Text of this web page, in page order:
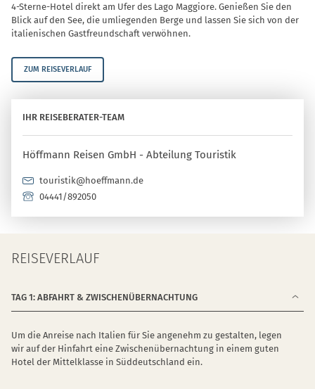
4-Sterne-Hotel direkt am Ufer des Lago Maggiore. Genießen Sie den
Blick auf den See, die umliegenden Berge und lassen Sie sich von der
italienischen Gastfreundschaft verwöhnen.
ZUM REISEVERLAUF
IHR REISEBERATER-TEAM
Höffmann Reisen GmbH - Abteilung Touristik
touristik@hoeffmann.de
04441/892050
REISEVERLAUF
TAG 1: ABFAHRT & ZWISCHENÜBERNACHTUNG
Um die Anreise nach Italien für Sie angenehm zu gestalten, legen
wir auf der Hinfahrt eine Zwischenübernachtung in einem guten
Hotel der Mittelklasse in Süddeutschland ein.